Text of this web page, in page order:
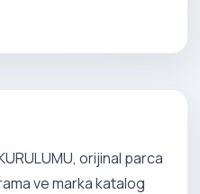
orijinal parca
ve marka katalog